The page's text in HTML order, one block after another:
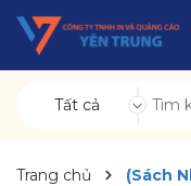
Tất cả
Trang chủ
(Sách